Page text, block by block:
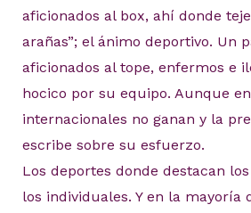
aficionados al box, ahí donde
arañas”; el ánimo deportivo. Un
aficionados al tope, enfermos e
hocico por su equipo. Aunque
internacionales no ganan y la
escribe sobre su esfuerzo.
Los deportes donde destacan
los individuales. Y en la mayoría